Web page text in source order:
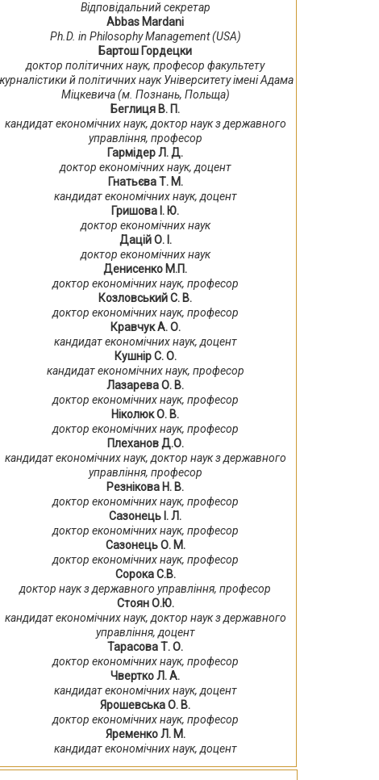
Відповідальний секретар
Abbas Mardani
Ph.D. in Philosophy Management (USA)
Бартош Гордецки
доктор політичних наук, професор факультету
й політичних наук Університету імені Адама
Міцкевича (м. Познань, Польща)
Беглиця В. П.
кандидат економічних наук, доктор наук з державного
управління, професор
Гармідер Л. Д.
доктор економічних наук, доцент
Гнатьєва Т. М.
кандидат економічних наук, доцент
Гришова І. Ю.
доктор економічних наук
Дацій О. І.
доктор економічних наук
Денисенко М.П.
доктор економічних наук, професор
Козловський С. В.
доктор економічних наук, професор
Кравчук А. О.
кандидат економічних наук, доцент
Кушнір С. О.
кандидат економічних наук, професор
Лазарева О. В.
доктор економічних наук, професор
Ніколюк О. В.
доктор економічних наук, професор
Плеханов Д.О.
кандидат економічних наук, доктор наук з державного
управління, професор
Резнікова Н. В.
доктор економічних наук, професор
Сазонець І. Л.
доктор економічних наук, професор
Сазонець О. М.
доктор економічних наук, професор
Сорока С.В.
доктор наук з державного управління, професор
Стоян О.Ю.
кандидат економічних наук, доктор наук з державного
управління, доцент
Тарасова Т. О.
доктор економічних наук, професор
Чвертко Л. А.
кандидат економічних наук, доцент
Ярошевська О. В.
доктор економічних наук, професор
Яременко Л. М.
кандидат економічних наук, доцент